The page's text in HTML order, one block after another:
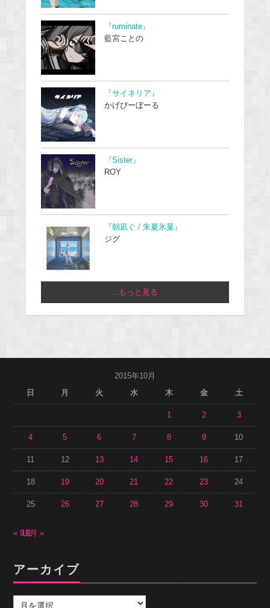
『ruminate』
藍宮ことの
『サイネリア』
かげぴーぼーる
『Sister』
ROY
『朝凪ぐ / 朱夏氷菓』
ジグ
...もっと見る
2015年10月
日
月 火 水 木 金 土
1 2 3
4 5 6 7 8 9 10
11 12 13 14 15 16 17
18 19 20 21 22 23 24
25 26 27 28 29 30 31
« 9月
11月 »
アーカイブ